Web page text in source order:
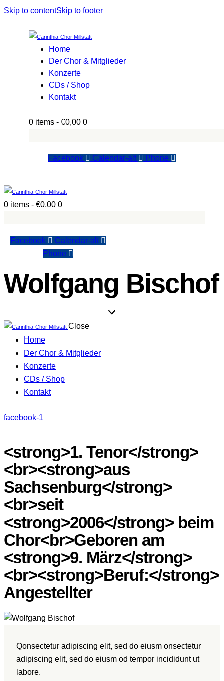
Skip to contentSkip to footer
Home
Der Chor & Mitglieder
Konzerte
CDs / Shop
Kontakt
0 items - €0,00 0
Facebook Calendar-alt Phone
0 items - €0,00 0
Facebook
Calendar-alt
Phone
Wolfgang Bischof
Close
Home
Der Chor & Mitglieder
Konzerte
CDs / Shop
Kontakt
facebook-1
<strong>1. Tenor</strong>
<br><strong>aus
Sachsenburg</strong>
<br>seit
<strong>2006</strong> beim
Chor<br>Geboren am
<strong>9. März</strong>
<br><strong>Beruf:</strong>
Angestellter
Qonsectetur adipiscing elit, sed do eiusm onsectetur
adipiscing elit, sed do eiusm od tempor incididunt ut
labore.